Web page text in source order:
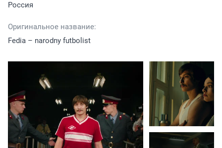
Россия
Оригинальное название:
Fedia – narodny futbolist